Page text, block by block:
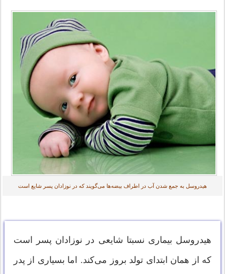
هیدروسل به جمع شدن آب در اطراف بیضه‌ها می‌گویند که در نوزادان پسر شایع است
هیدروسل بیماری نسبتا شایعی در نوزادان پسر است
که از همان ابتدای تولد بروز می‌کند. اما بسیاری از پدر